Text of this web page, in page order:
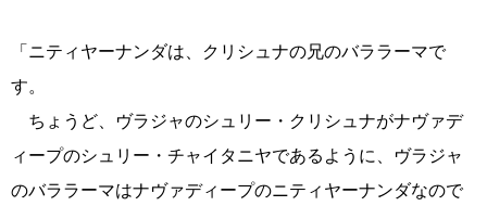
「ニティヤーナンダは、クリシュナの兄のバララーマで
す。
ちょうど、ヴラジャのシュリー・クリシュナがナヴァデ
ィープのシュリー・チャイタニヤであるように、ヴラジャ
のバララーマはナヴァディープのニティヤーナンダなので